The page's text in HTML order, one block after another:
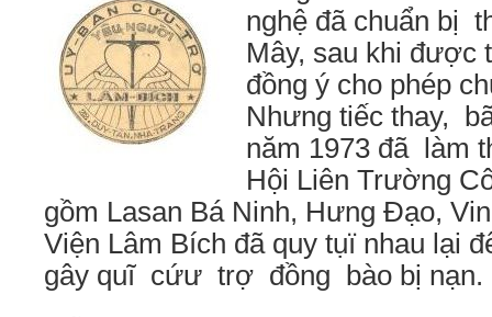
nghệ đã chuẩn bị
Mây, sau khi được
đồng ý cho phép
Nhưng tiếc thay,
năm 1973 đã làm
Hội Liên Trường
gồm Lasan Bá Ninh, Hưng Đạo,
Viện Lâm Bích đã quy tụï nhau lại
gây quĩ cứư trợ đồng bào bị nạn.